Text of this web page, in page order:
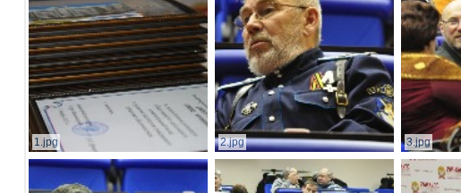
1.jpg 2.jpg 3.jpg